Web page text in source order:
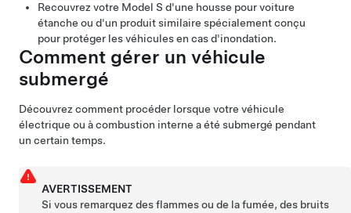
Recouvrez votre Model S d'une housse pour voiture
étanche ou d'un produit similaire spécialement conçu
pour protéger les véhicules en cas d'inondation.
Comment gérer un véhicule
submergé
Découvrez comment procéder lorsque votre véhicule
électrique ou à combustion interne a été submergé pendant
un certain temps.
AVERTISSEMENT
Si vous remarquez des flammes ou de la fumée, des bruits